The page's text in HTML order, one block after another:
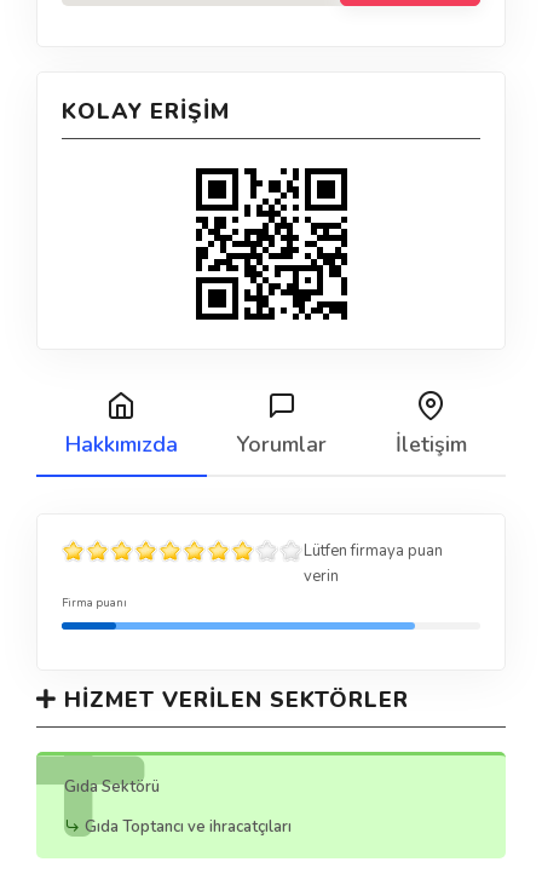
KOLAY ERIŞIM
Hakkımızda Yorumlar İletişim
Lütfen firmaya puan
verin
Firma puanı
HIZMET VERILEN SEKTÖRLER
Gıda Sektörü
Gıda Toptancı ve ihracatçıları